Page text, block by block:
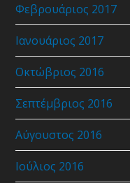
Φεβρουάριος 2017
Ιανουάριος 2017
Οκτώβριος 2016
Σεπτέμβριος 2016
Αύγουστος 2016
Ιούλιος 2016